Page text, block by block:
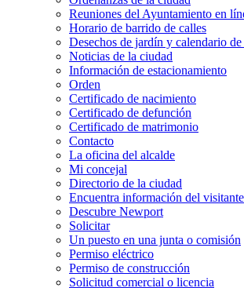
Reuniones del Ayuntamiento en
Horario de barrido de calles
Desechos de jardín y calendario
Noticias de la ciudad
Información de estacionamiento
Orden
Certificado de nacimiento
Certificado de defunción
Certificado de matrimonio
Contacto
La oficina del alcalde
Mi concejal
Directorio de la ciudad
Encuentra información del visitante
Descubre Newport
Solicitar
Un puesto en una junta o comisión
Permiso eléctrico
Permiso de construcción
Solicitud comercial o licencia